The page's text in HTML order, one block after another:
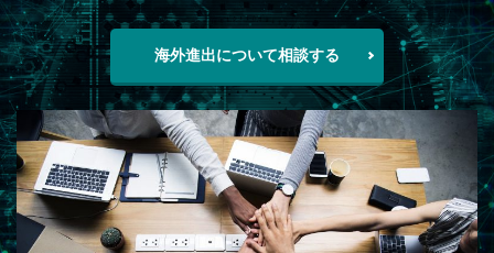
海外進出について相談する